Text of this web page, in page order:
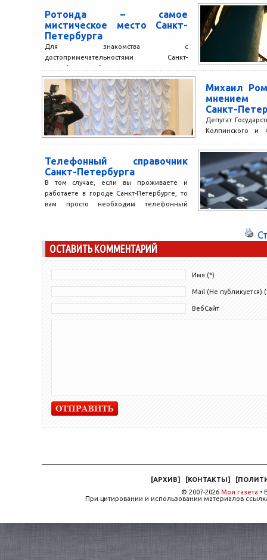
туристов со всего
Ротонда – самое
мистическое место Санкт-
Петербурга
Для знакомства с
достопримечательностями Санкт-
Петербурга требуется не день, не неделя
и даже не месяц. Если же вы частый
посетитель этого...
Михаил
мнением
Санкт-
Депутат
Колпинского и
Регламенту,
Телефонный справочник
Санкт-Петербурга
В том случае, если вы проживаете и
работаете в городе Санкт-Петербурге, то
вам просто необходим телефонный
ОСТАВИТЬ КОММЕНТАРИЙ
Имя (*)
Mail (Не публикуется)
ВебСайт
[АРХИВ] [КОНТАКТЫ] [
© 2007-2026 Моя газета •
При цитировании и использовании материалов